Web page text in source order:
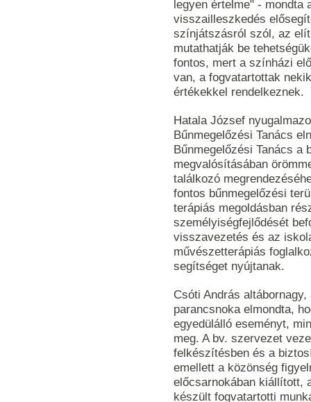
legyen értelme" - mondta
visszailleszkedés
színjátszásról szól, az
mutathatják be
fontos, mert a színházi
van, a fogvatartottak
értékekkel rendelkeznek.
Hatala József
Bűnmegelőzési Tanács
Bűnmegelőzési Tanács a
megvalósításában
találkozó
fontos bűnmegelőzési
terápiás megoldásban
személyiségfejlődését
visszavezetés és az
művészetterápiás
segítséget nyújtanak.
Csóti András
parancsnoka elmondta,
egyedülálló eseményt,
meg. A bv. szervezet
felkészítésben és a
emellett a közönség
előcsarnokában kiállított,
készült fogvatartotti